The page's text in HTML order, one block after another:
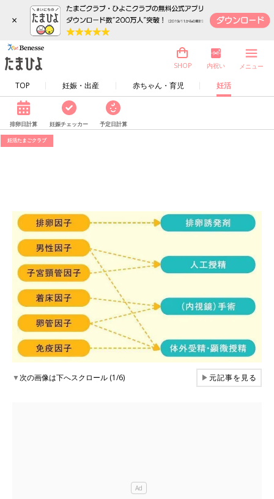
×
TOP 妊娠・出産 赤ちゃん・育児 妊活
SHOP 内祝い メニュー
排卵日計算 妊娠チェッカー 予定日計算
妊活たまごクラブ
▼次の画像は下へスクロール (1/6) ▶元記事を見る